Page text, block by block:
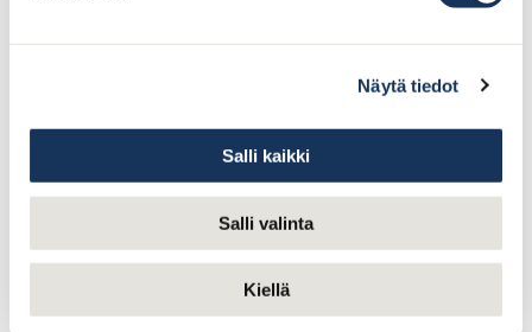
Näytä tiedot
Salli kaikki
Salli valinta
Kiellä
Risotto kauden kasviksista ”prima vera” ja 36
parmesaania (L,G,V*)
28€
Pytt Bellman
Bellmanin pannu kantarelleista ja pekonista
sekä uppomuna
(L,G)